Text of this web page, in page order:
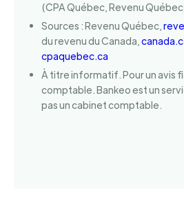
(CPA Québec, Revenu
Sources : Revenu Québec,
du revenu du Canada,
cpaquebec.ca
À titre informatif. Pour un avis
comptable. Bankeo est un
pas un cabinet comptable.